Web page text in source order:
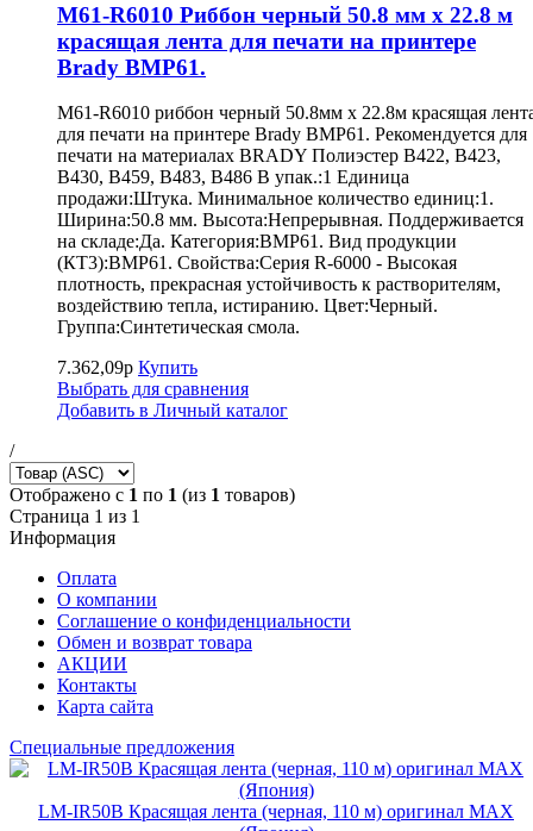
M61-R6010 Риббон черный 50.8 мм х 22.8 м
красящая лента для печати на принтере
Brady BMP61.
M61-R6010 риббон черный 50.8мм х 22.8м красящая
для печати на принтере Brady BMP61. Рекомендуется для
печати на материалах BRADY Полиэстер B422, B423,
B430, B459, B483, B486 В упак.:1 Единица
продажи:Штука. Минимальное количество единиц:1.
Ширина:50.8 мм. Высота:Непрерывная. Поддерживается
на складе:Да. Категория:BMP61. Вид продукции
(КТ3):BMP61. Свойства:Серия R-6000 - Высокая
плотность, прекрасная устойчивость к растворителям,
воздействию тепла, истиранию. Цвет:Черный.
Группа:Синтетическая смола.
7.362,09р Купить
Выбрать для сравнения
Добавить в Личный каталог
/
Отображено с 1 по 1 (из 1 товаров)
Страница 1 из 1
Информация
Оплата
О компании
Соглашение о конфиденциальности
Обмен и возврат товара
АКЦИИ
Контакты
Карта сайта
Специальные предложения
LM-IR50B Красящая лента (черная, 110 м) оригинал MAX